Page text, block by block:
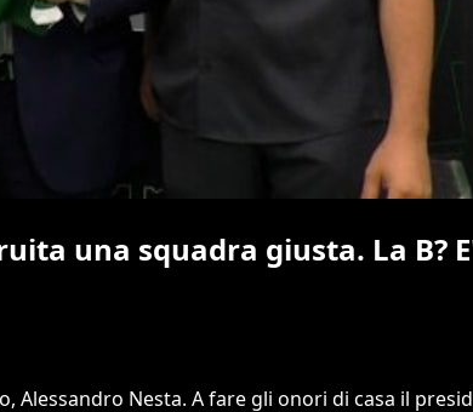
una squadra giusta. La B?
Nesta. A fare gli onori di casa il